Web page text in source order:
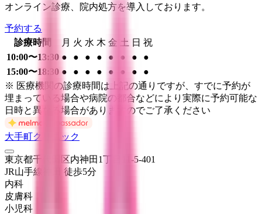
オンライン診療、院内処方を導入しております。
予約する
診療時間
月 火 水 木 金 土 日 祝
10:00〜13:30 ● ● ● ● ● ● ●
●
15:00〜18:30 ● ● ● ● ● ● ●
●
※ 医療機関の診療時間は上記の通りですが、すでに予約が
埋まっている場合や病院の都合などにより実際に予約可能な
日時と異なる場合がありますのでご了承ください
大手町クリニック
東京都千代田区内神田1丁目11-5-401
JR山手線
徒歩5分
内科
皮膚科
小児科